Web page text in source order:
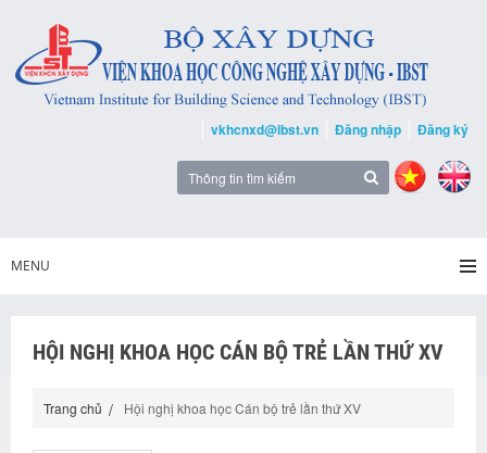
vkhcnxd@ibst.vn Đăng nhập Đăng ký
MENU
HỘI NGHỊ KHOA HỌC CÁN BỘ TRẺ LẦN THỨ XV
Trang chủ Hội nghị khoa học Cán bộ trẻ lần thứ XV